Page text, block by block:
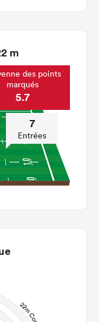
m
des points
marqués
5.7
7
Entrées